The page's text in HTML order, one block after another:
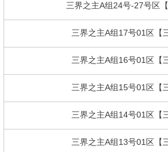
三界之主A组24号-27号区
三界之主A组17号01区【
三界之主A组16号01区【
三界之主A组15号01区【
三界之主A组14号01区【
三界之主A组13号01区【